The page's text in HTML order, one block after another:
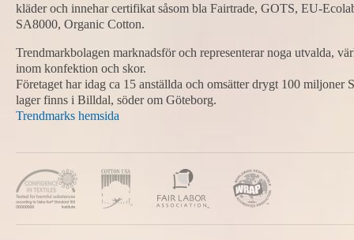
kläder och innehar certifikat såsom bla Fairtrade, GOTS, EU-
SA8000, Organic Cotton.
Trendmarkbolagen marknadsför och representerar noga utvalda,
inom konfektion och skor.
Företaget har idag ca 15 anställda och omsätter drygt 100
lager finns i Billdal, söder om Göteborg.
Trendmarks hemsida